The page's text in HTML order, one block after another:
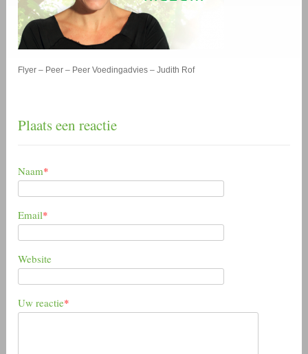
Flyer – Peer – Peer Voedingadvies – Judith Rof
Plaats een reactie
Naam*
Email*
Website
Uw reactie*